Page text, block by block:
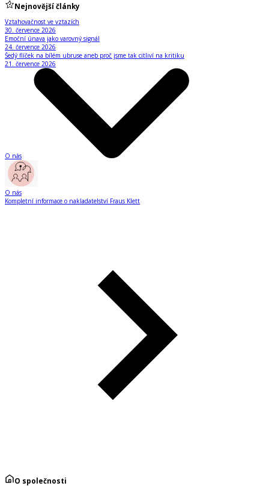
Nejnovější články
Vztahovačnost ve vztazích
30. července 2026
Emoční únava jako varovný signál
24. července 2026
Šedý flíček na bílém ubruse aneb proč jsme tak citliví na kritiku
21. července 2026
O nás
O nás
Kompletní informace o nakladatelství Fraus Klett
O společnosti